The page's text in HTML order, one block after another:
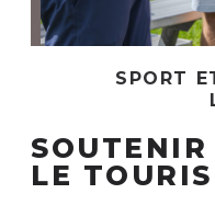
SPORT
LE